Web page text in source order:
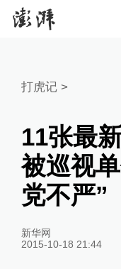
打虎记>
11张最
被巡视
党不严”
新华网
2015-10-18 21:44